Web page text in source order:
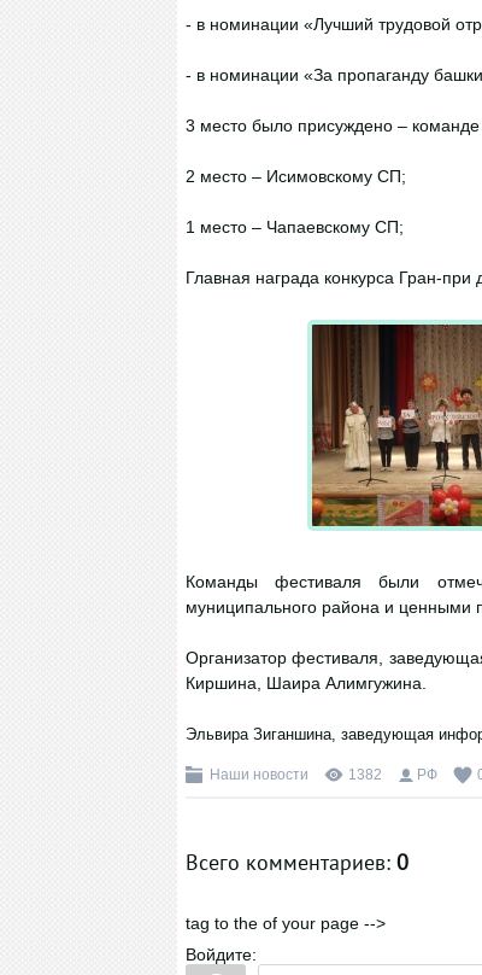
- в номинации «Лучший трудовой
- в номинации «За пропаганду
3 место было присуждено –
2 место – Исимовскому СП;
1 место – Чапаевскому СП;
Главная награда конкурса Гран-при
Команды фестиваля были
муниципального района и ценными
Организатор фестиваля,
Киршина, Шаира Алимгужина.
Эльвира Зиганшина, заведующая
Наши новости 1382 РФ
Всего комментариев: 0
tag to the of your page -->
Войдите: